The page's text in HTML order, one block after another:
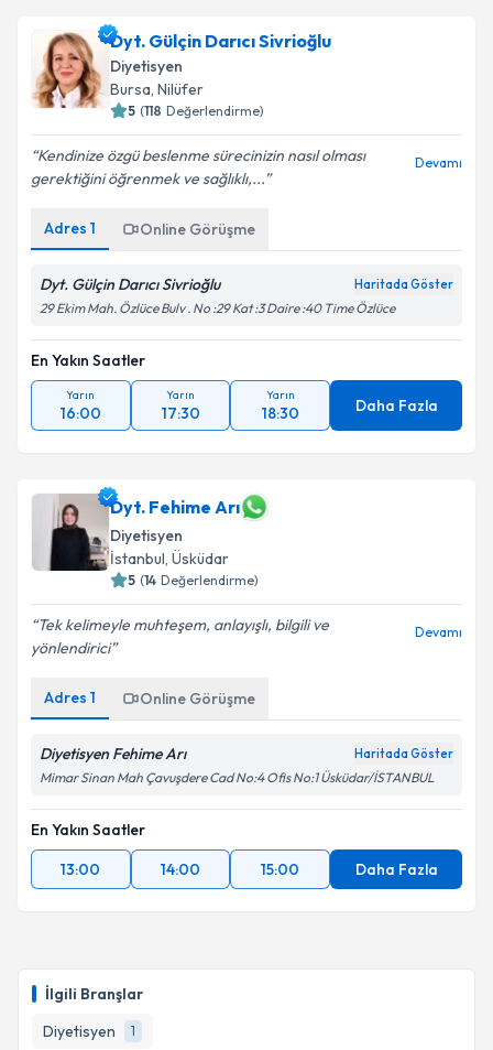
İlgili Branşlar
Diyetisyen
1
Takvim Talebini Gönder
Dyt. Gülnur Kuraniçin randevu takvimi talebi
oluşturun. Size bu uzmandan randevu almanız için bir
takvim hazırlandığında e-posta ile bilgilendireceğiz.
Kişisel verilerimin işlenmesine ilişkin
Metni'ni okudum ve kişisel verilerimin belirtilen
kapsamda işlenmesini kabul ediyorum.
Dyt. Gülçin Darıcı Sivrioğlu
Diyetisyen
Bursa, Nilüfer
5 (118 Değerlendirme)
Kendinize özgü beslenme sürecinizin nasıl olması
gerektiğini öğrenmek ve sağlıklı,...
Devamı
Adres 1 Online Görüşme
Dyt. Gülçin Darıcı Sivrioğlu Haritada Göster
29 Ekim Mah. Özlüce Bulv . No :29 Kat :3 Daire :40 Time Özlüce
En Yakın Saatler
Yarın
16:00
Yarın
17:30
Yarın
18:30 Daha Fazla
Dyt. Fehime Arı
Diyetisyen
İstanbul, Üsküdar
5 (14 Değerlendirme)
Tek kelimeyle muhteşem, anlayışlı, bilgili ve
yönlendirici
Devamı
Adres 1 Online Görüşme
Diyetisyen Fehime Arı Haritada Göster
Mimar Sinan Mah Çavuşdere Cad No:4 Ofis No:1 Üsküdar/İSTANBUL
En Yakın Saatler
13:00
14:00 15:00 Daha Fazla